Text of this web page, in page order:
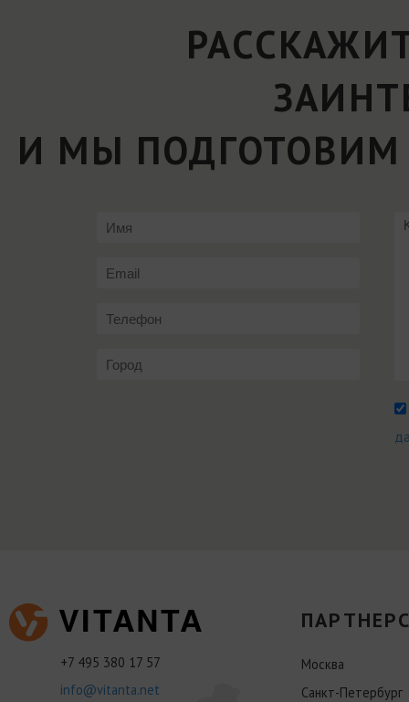
И МЫ ПОДГОТОВИМ
+7 495 380 17 57
info@vitanta.net
Москва
Санкт-Петербург